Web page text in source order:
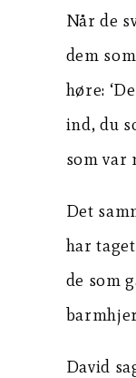
Når de
dem
høre:
ind, du
som var
Det
har
de som
David